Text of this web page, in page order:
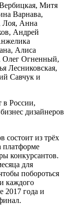
Митя
Варнава,
Лоя, Анна
Андрей
Алиса
Олег Огненный,
Лесниковская,
Савчук и
в России,
дизайнеров
состоит из трёх
платформе
конкурсантов.
для
побороться
каждого
2017 года и